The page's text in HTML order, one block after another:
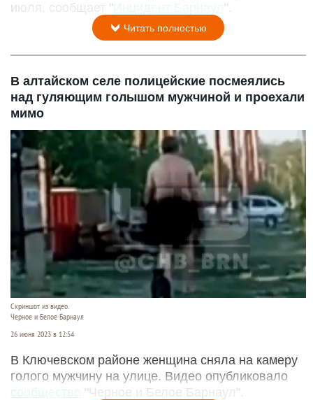
июля, сообщает "Инцидент Барнаул ".
Читать полностью
В алтайском селе полицейские посмеялись
над гуляющим голышом мужчиной и проехали
мимо
Скриншот из видео.
Черное и Белое Барнаул
26 июня 2023 в 12:54
В Ключевском районе женщина сняла на камеру
голого мужчину на улице. Видео опубликовало
сообщество
"Черное и Белое Барнаул".